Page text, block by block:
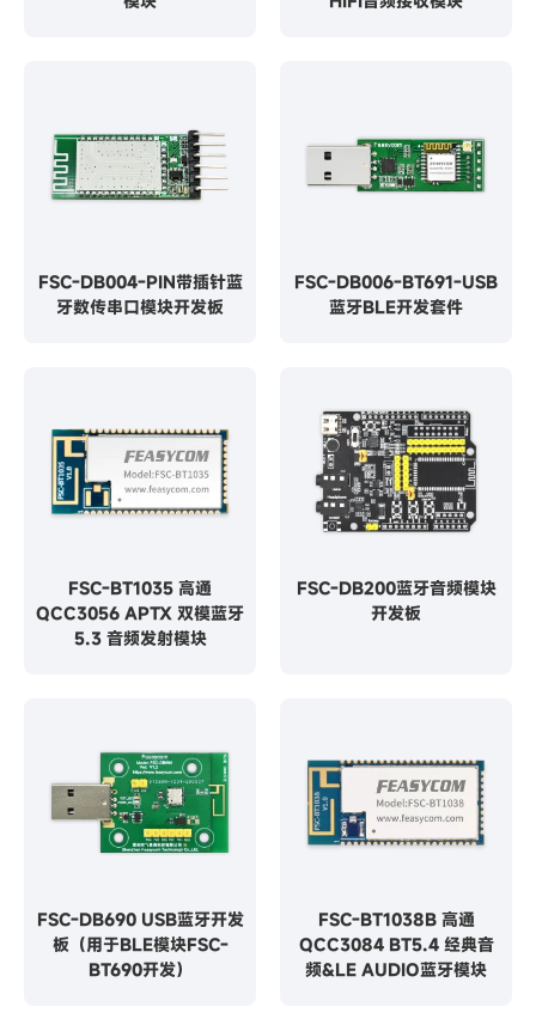
FSC-DB004-PIN带插针蓝
牙数传串口模块开发板
FSC-DB006-BT691-USB
蓝牙BLE开发套件
FSC-BT1035 高通
QCC3056 APTX 双模蓝牙
5.3 音频发射模块
FSC-DB200蓝牙音频模块
开发板
FSC-DB690 USB蓝牙开发
板（用于BLE模块FSC-
BT690开发）
FSC-BT1038B 高通
QCC3084 BT5.4 经典音
频&LE AUDIO蓝牙模块